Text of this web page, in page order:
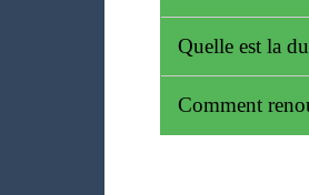
Quelle est la
Comment